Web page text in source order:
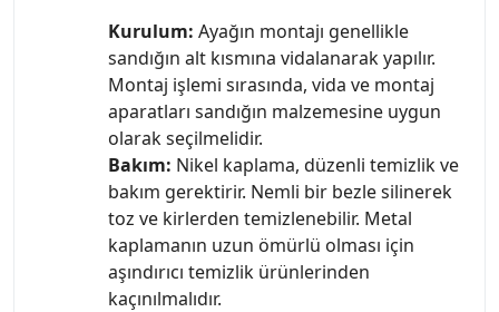
Kurulum: Ayağın montajı genellikle
sandığın alt kısmına vidalanarak yapılır.
Montaj işlemi sırasında, vida ve montaj
aparatları sandığın malzemesine uygun
olarak seçilmelidir.
Bakım: Nikel kaplama, düzenli temizlik ve
bakım gerektirir. Nemli bir bezle silinerek
toz ve kirlerden temizlenebilir. Metal
kaplamanın uzun ömürlü olması için
aşındırıcı temizlik ürünlerinden
kaçınılmalıdır.